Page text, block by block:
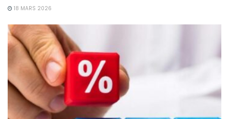
18 MARS 2026